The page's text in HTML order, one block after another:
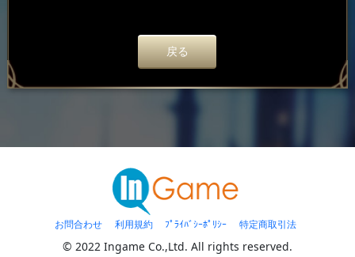
戻る
お問合わせ 利用規約 ﾌﾟﾗｲﾊﾞｼｰﾎﾟﾘｼｰ 特定商取引法
© 2022 Ingame Co.,Ltd. All rights reserved.